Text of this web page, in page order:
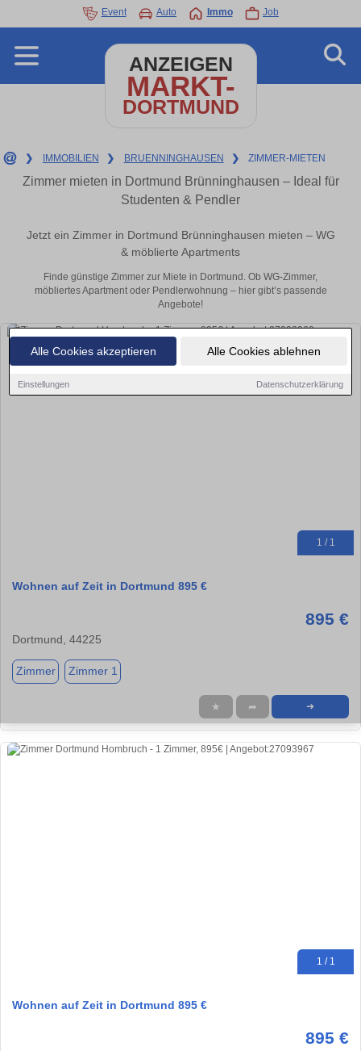
Alle Cookies akzeptieren Alle Cookies ablehnen
Einstellungen Datenschutzerklärung
Event Auto Immo Job
ANZEIGEN
MARKT-
DORTMUND
❯ IMMOBILIEN ❯ BRUENNINGHAUSEN ❯ ZIMMER-MIETEN
Zimmer mieten in Dortmund Brünninghausen – Ideal für
Studenten & Pendler
Jetzt ein Zimmer in Dortmund Brünninghausen mieten – WG
& möblierte Apartments
Finde günstige Zimmer zur Miete in Dortmund. Ob WG-Zimmer,
möbliertes Apartment oder Pendlerwohnung – hier gibt’s passende
Angebote!
1 / 1
Wohnen auf Zeit in Dortmund 895 €
895 €
Dortmund, 44225
Zimmer Zimmer 1
★ ➦ ➜
1 / 1
Wohnen auf Zeit in Dortmund 895 €
895 €